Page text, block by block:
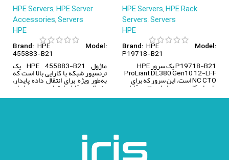
12xLFF, No OS
HPE Servers,HPE Rack
Servers,Servers
HPE
Brand: HPE Model:
P19718-B21
P19718-B21 یک سرور HPE
ProLiant DL380 Gen10 12-LFF
NC CTO است. این سرور که برای
بارهای کاری و محیط‌های متنوع قابل
تطبیق است، به‌عنوان یک سرور امن
دو پردازنده‌ای (2P) با فرم‌فکتور 2U،
SR/BladeSystem/Transceiv
er
HPE Servers,HPE Server
Accessories,Servers
HPE
Brand: HPE Model:
455883-B21
ماژول HPE 455883-B21 یک
ترنسیور شبکه با کارایی بالا است که
به‌طور ویژه برای انتقال داده پایدار،
منعطف و قابل اعتماد در محیط‌های
سازمانی طراحی شده است. این
ترنسیور به‌راحتی با انواع سیستم‌ها و